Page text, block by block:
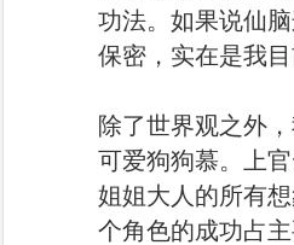
功法。如果说仙
保密，实在是我
除了世界观之外
可爱狗狗慕。上
姐姐大人的所有
个角色的成功占主